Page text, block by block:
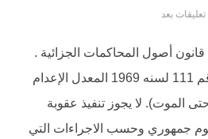
تعليقات بعد
قانون أصول المحاكمات الجزائية .
عرف قانون العقوبات رقم 111 لسنه 1969 المعدل الإعدام
الموت). لا يجوز تنفيذ عقوبة
جمهوري وحسب الاجراءات التي